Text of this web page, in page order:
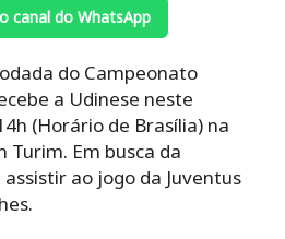
canal do WhatsApp
do Campeonato
a Udinese neste
(Horário de Brasília) na
Turim. Em busca da
ao jogo da Juventus